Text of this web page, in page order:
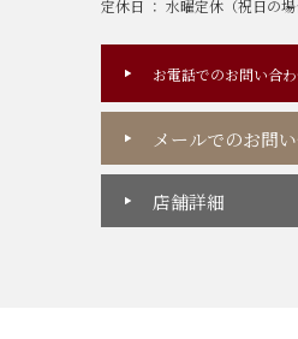
定休日 ： 水曜定休（祝日の場
お電話でのお問い合
メールでのお問
店舗詳細